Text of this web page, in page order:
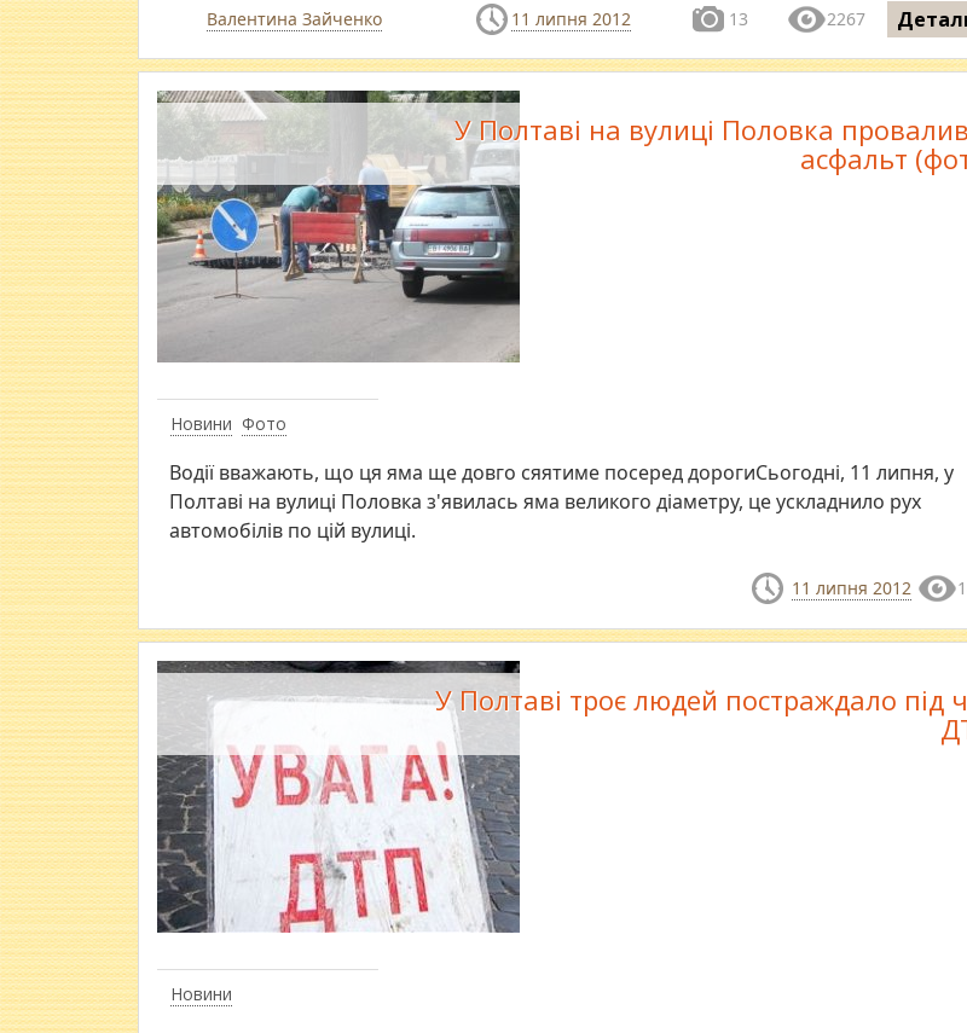
Валентина Зайченко 11 липня 2012 13 2267
Новини Фото
У Полтаві на вулиці Половка
асфальт
Водії вважають, що ця яма ще довго сяятиме посеред дорогиСьогодні, 11 липня, у
Полтаві на вулиці Половка з'явилась яма великого діаметру, це ускладнило рух
автомобілів по цій вулиці.
11 липня 2012
Новини
У Полтаві троє людей постраждало під